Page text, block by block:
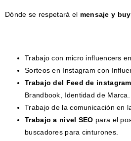
Dónde se respetará el mensaje y
Trabajo con micro influencers
Sorteos en Instagram con
Trabajo del Feed de instagram
Brandbook, Identidad de Marca.
Trabajo de la comunicación en
Trabajo a nivel SEO para el
buscadores para cinturones.